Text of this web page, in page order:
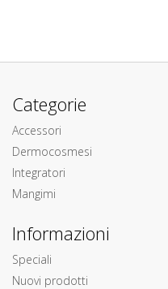
Categorie
Accessori
Dermocosmesi
Integratori
Mangimi
Informazioni
Speciali
Nuovi prodotti